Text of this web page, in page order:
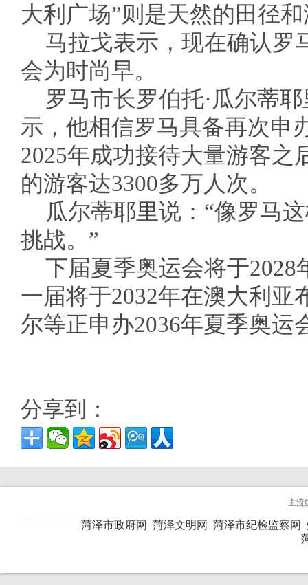
大利广场”则是天然的田径
马拉戈表示，现在确认罗
会为时尚早。
罗马市长罗伯托·瓜尔蒂
示，他相信罗马具备再次申
2025年成功接待大量游客之
的游客达3300多万人次。
瓜尔蒂耶里说：“像罗马
挑战。”
下届夏季奥运会将于
一届将于2032年在澳大利亚
尔等正申办2036年夏季奥运
分享到：
主流
菏泽市政府网 菏泽文明网 菏泽市纪检监察网